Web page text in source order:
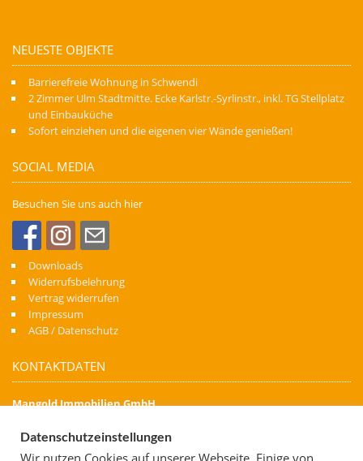
NEUESTE OBJEKTE
Barrierefreie Wohnung in Schwendi
2 Zimmer Ulm Stadtmitte. Ecke Karlstr.-Syrlinstr., inkl. TG Stellplatz
und Einbauküche
Sofort einziehen und die eigenen vier Wände genießen!
SOCIAL MEDIA
Besuchen Sie uns auch hier
Downloads
Widerrufsbelehrung
Vertrag widerrufen
Impressum
AGB / Datenschutz
KONTAKTDATEN
Mangold Immobilien GmbH
Kapellenstraße 74
88471 Laupheim
Datenschutzeinstellungen
Wir nutzen Cookies auf unserer Webseite. Einige von